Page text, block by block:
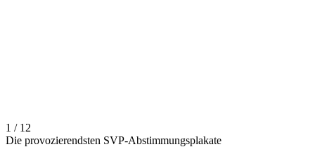
1 / 12
Die provozierendsten SVP-Abstimmungsplakate